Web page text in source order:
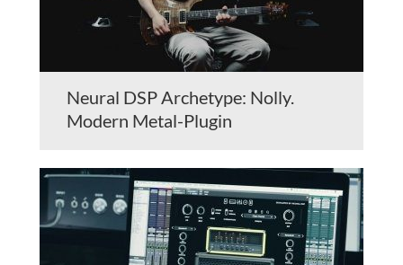
Neural DSP Archetype: Nolly.
Modern Metal-Plugin